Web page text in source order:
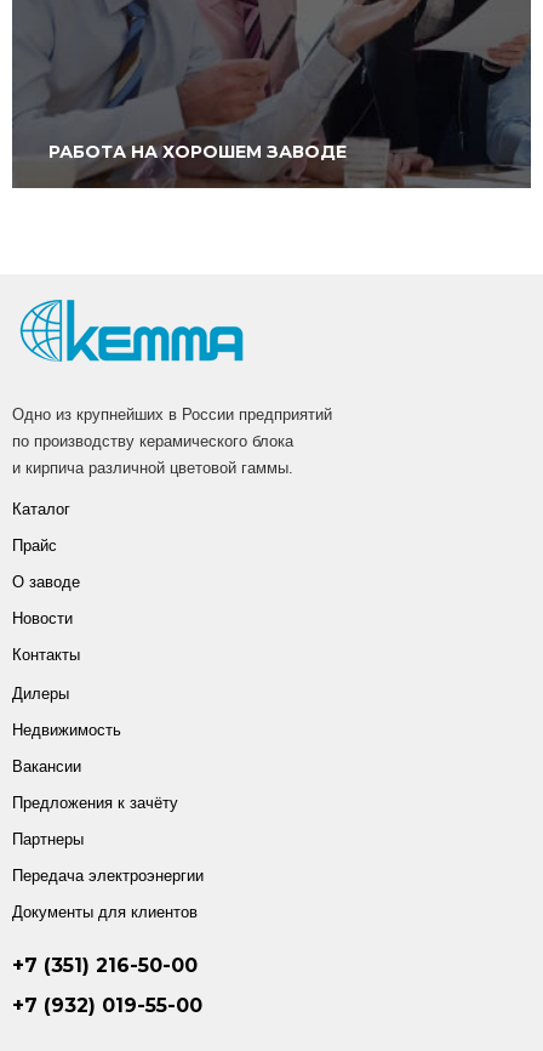
РАБОТА НА ХОРОШЕМ ЗАВОДЕ
Одно из крупнейших в России предприятий
по производству керамического блока
и кирпича различной цветовой гаммы.
Каталог
Прайс
О заводе
Новости
Контакты
Дилеры
Недвижимость
Вакансии
Предложения к зачёту
Партнеры
Передача электроэнергии
Документы для клиентов
+7 (351) 216-50-00
+7 (932) 019-55-00